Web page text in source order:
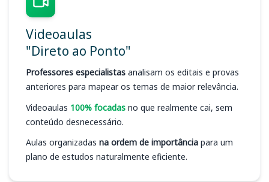
Videoaulas
"Direto ao Ponto"
Professores especialistas analisam os editais e provas
anteriores para mapear os temas de maior relevância.
Videoaulas 100% focadas no que realmente cai, sem
conteúdo desnecessário.
Aulas organizadas na ordem de importância para um
plano de estudos naturalmente eficiente.